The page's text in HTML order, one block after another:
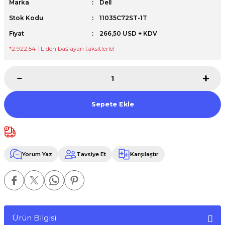
Marka Dell
Stok Kodu 11035C72ST-1T
Fiyat
266,50 USD + KDV
*2.922,54 TL den başlayan taksitlerle!
Sepete Ekle
Yorum Yaz Tavsiye Et Karşılaştır
Ürün Bilgisi